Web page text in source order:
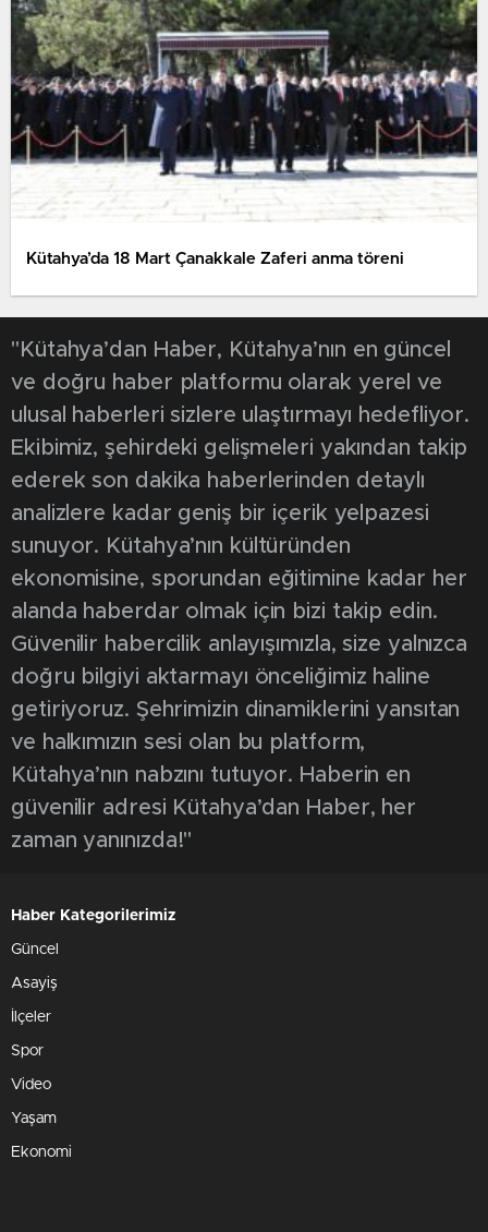
Kütahya’da 18 Mart Çanakkale Zaferi anma töreni
"Kütahya’dan Haber, Kütahya’nın en güncel
ve doğru haber platformu olarak yerel ve
ulusal haberleri sizlere ulaştırmayı hedefliyor.
Ekibimiz, şehirdeki gelişmeleri yakından takip
ederek son dakika haberlerinden detaylı
analizlere kadar geniş bir içerik yelpazesi
sunuyor. Kütahya’nın kültüründen
ekonomisine, sporundan eğitimine kadar her
alanda haberdar olmak için bizi takip edin.
Güvenilir habercilik anlayışımızla, size yalnızca
doğru bilgiyi aktarmayı önceliğimiz haline
getiriyoruz. Şehrimizin dinamiklerini yansıtan
ve halkımızın sesi olan bu platform,
Kütahya’nın nabzını tutuyor. Haberin en
güvenilir adresi Kütahya’dan Haber, her
zaman yanınızda!"
Haber Kategorilerimiz
Güncel
Asayiş
İlçeler
Spor
Video
Yaşam
Ekonomi